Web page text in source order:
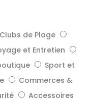
Clubs de Plage
et Entretien
Sport et
Commerces &
Accessoires